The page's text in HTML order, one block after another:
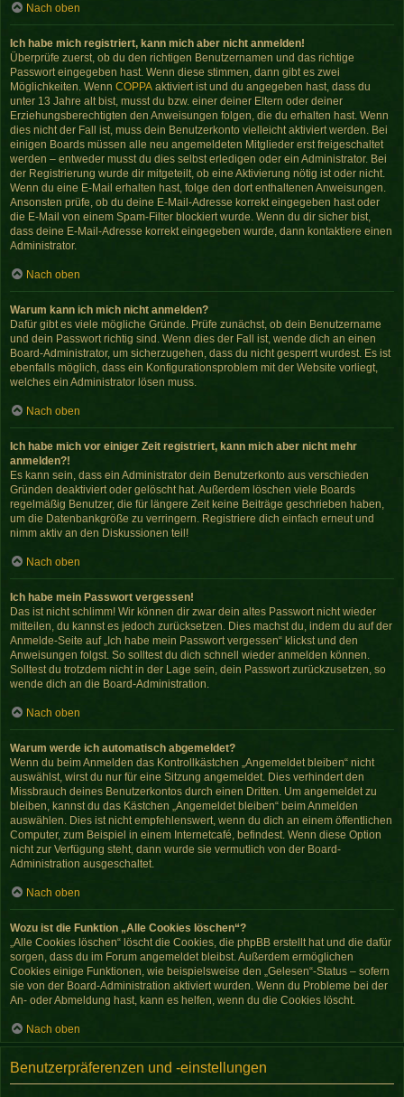
Nach oben
Ich habe mich registriert, kann mich aber nicht anmelden!
Überprüfe zuerst, ob du den richtigen Benutzernamen und das richtige
Passwort eingegeben hast. Wenn diese stimmen, dann gibt es zwei
Möglichkeiten. Wenn COPPA aktiviert ist und du angegeben hast, dass du
unter 13 Jahre alt bist, musst du bzw. einer deiner Eltern oder deiner
Erziehungsberechtigten den Anweisungen folgen, die du erhalten hast. Wenn
dies nicht der Fall ist, muss dein Benutzerkonto vielleicht aktiviert werden. Bei
einigen Boards müssen alle neu angemeldeten Mitglieder erst freigeschaltet
werden – entweder musst du dies selbst erledigen oder ein Administrator. Bei
der Registrierung wurde dir mitgeteilt, ob eine Aktivierung nötig ist oder nicht.
Wenn du eine E-Mail erhalten hast, folge den dort enthaltenen Anweisungen.
Ansonsten prüfe, ob du deine E-Mail-Adresse korrekt eingegeben hast oder
die E-Mail von einem Spam-Filter blockiert wurde. Wenn du dir sicher bist,
dass deine E-Mail-Adresse korrekt eingegeben wurde, dann kontaktiere einen
Administrator.
Nach oben
Warum kann ich mich nicht anmelden?
Dafür gibt es viele mögliche Gründe. Prüfe zunächst, ob dein Benutzername
und dein Passwort richtig sind. Wenn dies der Fall ist, wende dich an einen
Board-Administrator, um sicherzugehen, dass du nicht gesperrt wurdest. Es ist
ebenfalls möglich, dass ein Konfigurationsproblem mit der Website vorliegt,
welches ein Administrator lösen muss.
Nach oben
Ich habe mich vor einiger Zeit registriert, kann mich aber nicht mehr
anmelden?!
Es kann sein, dass ein Administrator dein Benutzerkonto aus verschieden
Gründen deaktiviert oder gelöscht hat. Außerdem löschen viele Boards
regelmäßig Benutzer, die für längere Zeit keine Beiträge geschrieben haben,
um die Datenbankgröße zu verringern. Registriere dich einfach erneut und
nimm aktiv an den Diskussionen teil!
Nach oben
Ich habe mein Passwort vergessen!
Das ist nicht schlimm! Wir können dir zwar dein altes Passwort nicht wieder
mitteilen, du kannst es jedoch zurücksetzen. Dies machst du, indem du auf der
Anmelde-Seite auf „Ich habe mein Passwort vergessen“ klickst und den
Anweisungen folgst. So solltest du dich schnell wieder anmelden können.
Solltest du trotzdem nicht in der Lage sein, dein Passwort zurückzusetzen, so
wende dich an die Board-Administration.
Nach oben
Warum werde ich automatisch abgemeldet?
Wenn du beim Anmelden das Kontrollkästchen „Angemeldet bleiben“ nicht
auswählst, wirst du nur für eine Sitzung angemeldet. Dies verhindert den
Missbrauch deines Benutzerkontos durch einen Dritten. Um angemeldet zu
bleiben, kannst du das Kästchen „Angemeldet bleiben“ beim Anmelden
auswählen. Dies ist nicht empfehlenswert, wenn du dich an einem öffentlichen
Computer, zum Beispiel in einem Internetcafé, befindest. Wenn diese Option
nicht zur Verfügung steht, dann wurde sie vermutlich von der Board-
Administration ausgeschaltet.
Nach oben
Wozu ist die Funktion „Alle Cookies löschen“?
„Alle Cookies löschen“ löscht die Cookies, die phpBB erstellt hat und die dafür
sorgen, dass du im Forum angemeldet bleibst. Außerdem ermöglichen
Cookies einige Funktionen, wie beispielsweise den „Gelesen“-Status – sofern
sie von der Board-Administration aktiviert wurden. Wenn du Probleme bei der
An- oder Abmeldung hast, kann es helfen, wenn du die Cookies löscht.
Nach oben
Benutzerpräferenzen und -einstellungen